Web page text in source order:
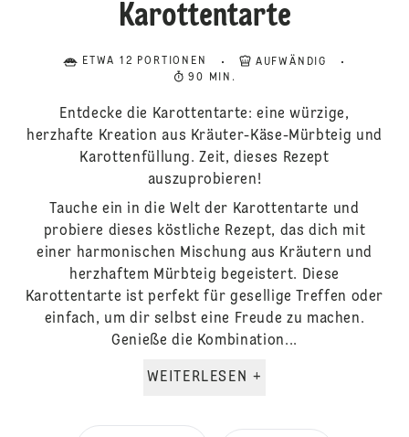
Karottentarte
ETWA 12 PORTIONEN
AUFWÄNDIG
90 MIN.
Entdecke die Karottentarte: eine würzige,
herzhafte Kreation aus Kräuter-Käse-Mürbteig und
Karottenfüllung. Zeit, dieses Rezept
auszuprobieren!
Tauche ein in die Welt der Karottentarte und
probiere dieses köstliche Rezept, das dich mit
einer harmonischen Mischung aus Kräutern und
herzhaftem Mürbteig begeistert. Diese
Karottentarte ist perfekt für gesellige Treffen oder
einfach, um dir selbst eine Freude zu machen.
Genieße die Kombination...
WEITERLESEN +